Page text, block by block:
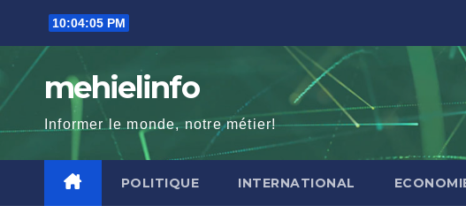
content
10:04:07 PM
mehielinfo
Informer le monde, notre métier!
POLITIQUE INTERNATIONAL